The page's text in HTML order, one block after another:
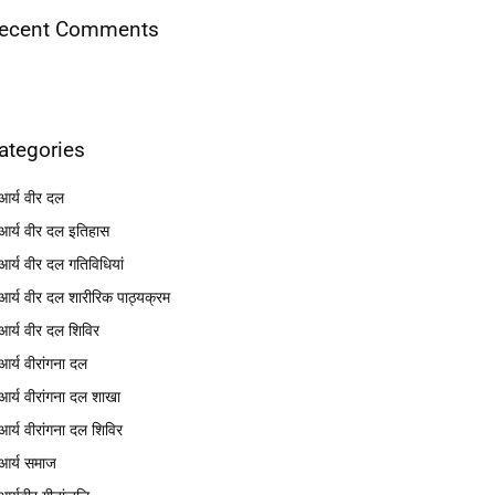
Comments
वीर दल
वीर दल इतिहास
वीर दल गतिविधियां
वीर दल शारीरिक पाठ्यक्रम
वीर दल शिविर
वीरांगना दल
वीरांगना दल शाखा
वीरांगना दल शिविर
समाज